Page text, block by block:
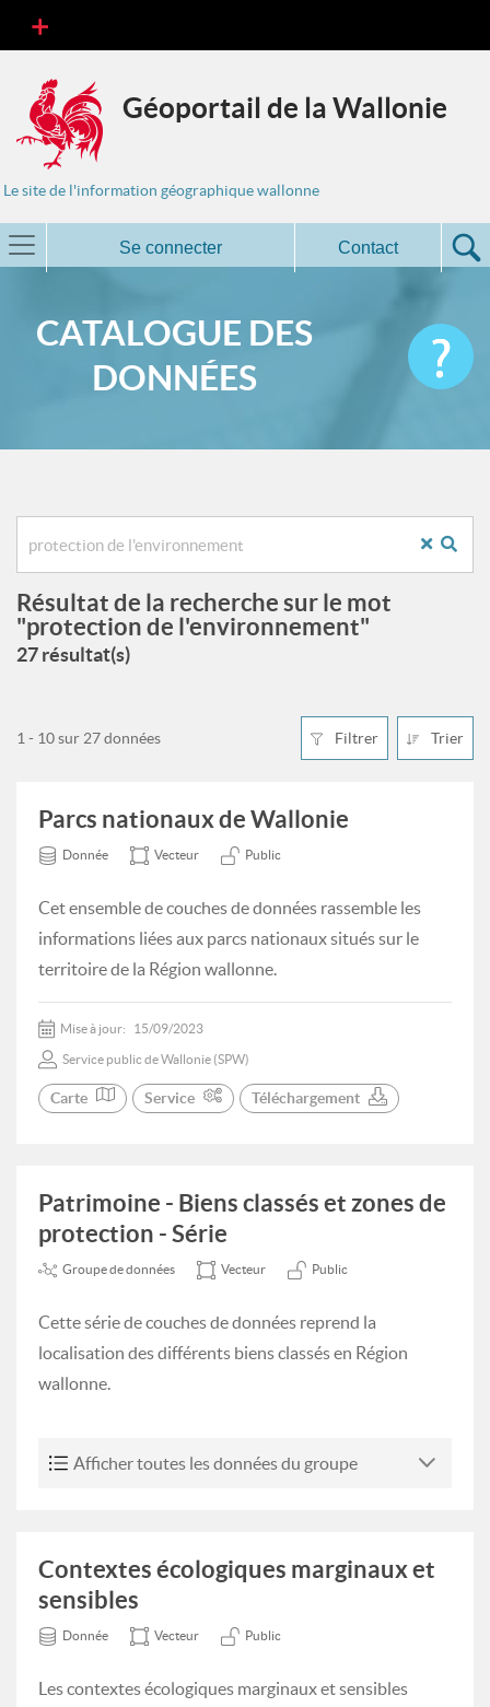
Géoportail de la Wallonie
Le site de l'information géographique wallonne
Se connecter Contact
CATALOGUE DES
DONNÉES
Résultat de la recherche sur le mot
"protection de l'environnement"
27 résultat(s)
Filtrer Trier
1 - 10 sur 27 données
Parcs nationaux de Wallonie
Donnée Vecteur Public
Cet ensemble de couches de données rassemble les
informations liées aux parcs nationaux situés sur le
territoire de la Région wallonne.
Mise à jour: 15/09/2023
Service public de Wallonie (SPW)
Carte Service Téléchargement
Patrimoine - Biens classés et zones de
protection - Série
Groupe de données Vecteur Public
Cette série de couches de données reprend la
localisation des différents biens classés en Région
wallonne.
Afficher toutes les données du groupe
Contextes écologiques marginaux et
sensibles
Donnée Vecteur Public
Les contextes écologiques marginaux et sensibles